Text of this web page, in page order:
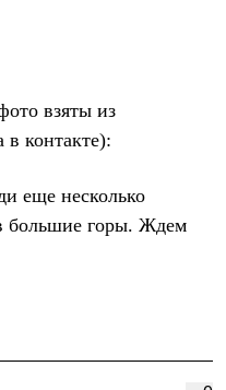
взяты из
контакте):
еще несколько
большие горы. Ждем